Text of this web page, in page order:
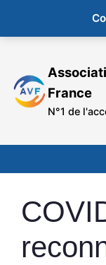
contenu
France
N°1 de